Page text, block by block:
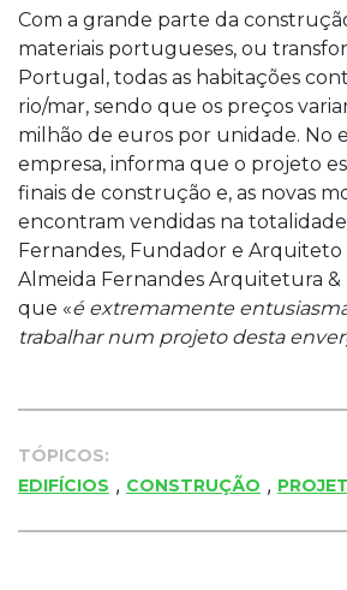
Com a grande parte da
materiais portugueses, ou
Portugal, todas as habitações
rio/mar, sendo que os preços
milhão de euros por unidade. No
empresa, informa que o projeto
finais de construção e, as novas
encontram vendidas na
Fernandes, Fundador e
Almeida Fernandes Arquitetura &
que «é extremamente
trabalhar num projeto desta
TÓPICOS:
EDIFÍCIOS , CONSTRUÇÃO ,